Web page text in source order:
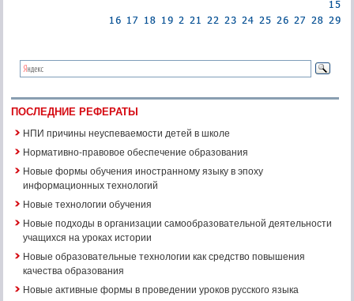
ПОСЛЕДНИЕ РЕФЕРАТЫ
НПИ причины неуспеваемости детей в школе
Нормативно-правовое обеспечение образования
Новые формы обучения иностранному языку в эпоху
информационных технологий
Новые технологии обучения
Новые подходы в организации самообразовательной деятельности
учащихся на уроках истории
Новые образовательные технологии как средство повышения
качества образования
Новые активные формы в проведении уроков русского языка